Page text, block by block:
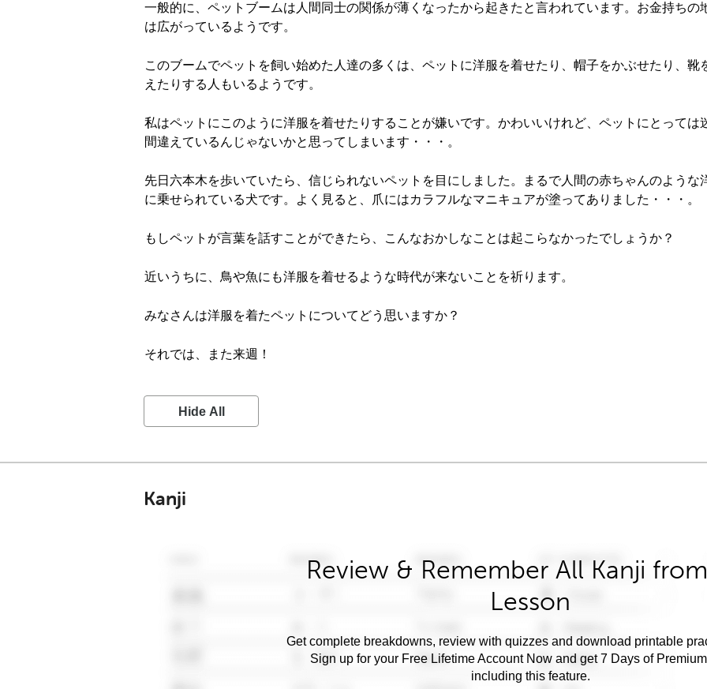
一般的に、ペットブームは人間同士の関係が薄くなったから起きたと言われています。お金持ちの
は広がっているようです。
このブームでペットを飼い始めた人達の多くは、ペットに洋服を着せたり、帽子をかぶせたり、靴
えたりする人もいるようです。
私はペットにこのように洋服を着せたりすることが嫌いです。かわいいけれど、ペットにとっては
間違えているんじゃないかと思ってしまいます・・・。
先日六本木を歩いていたら、信じられないペットを目にしました。まるで人間の赤ちゃんのような
に乗せられている犬です。よく見ると、爪にはカラフルなマニキュアが塗ってありました・・・。
もしペットが言葉を話すことができたら、こんなおかしなことは起こらなかったでしょうか？
近いうちに、鳥や魚にも洋服を着せるような時代が来ないことを祈ります。
みなさんは洋服を着たペットについてどう思いますか？
それでは、また来週！
Hide All
Kanji
Review & Remember All Kanji
Lesson
Get complete breakdowns, review with quizzes and download printable
Sign up for your Free Lifetime Account Now and get 7 Days of
including this feature.